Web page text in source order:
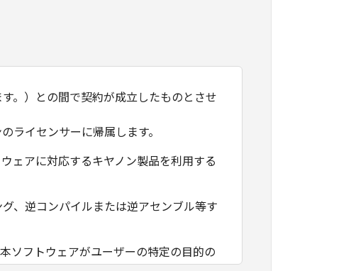
。）との間で契約が成立したものとさせ
ライセンサーに帰属します。
ェアに対応するキヤノン製品を利用する
、逆コンパイルまたは逆アセンブル等す
ソフトウェアがユーザーの特定の目的の